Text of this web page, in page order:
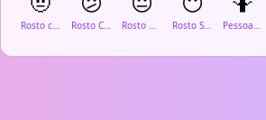
Rosto com Sobrancelha Levantada Rosto Confuso Rosto Neutro Rosto Sem Boca Pessoa Dando de Ombros